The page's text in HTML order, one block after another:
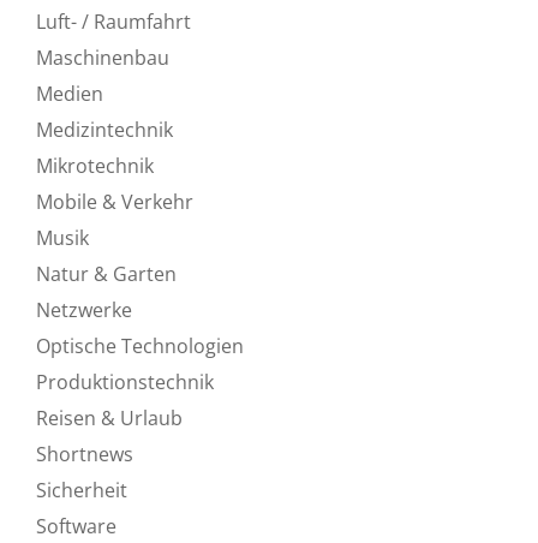
Luft- / Raumfahrt
Maschinenbau
Medien
Medizintechnik
Mikrotechnik
Mobile & Verkehr
Musik
Natur & Garten
Netzwerke
Optische Technologien
Produktionstechnik
Reisen & Urlaub
Shortnews
Sicherheit
Software